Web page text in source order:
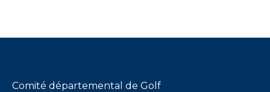
Comité départemental de Golf